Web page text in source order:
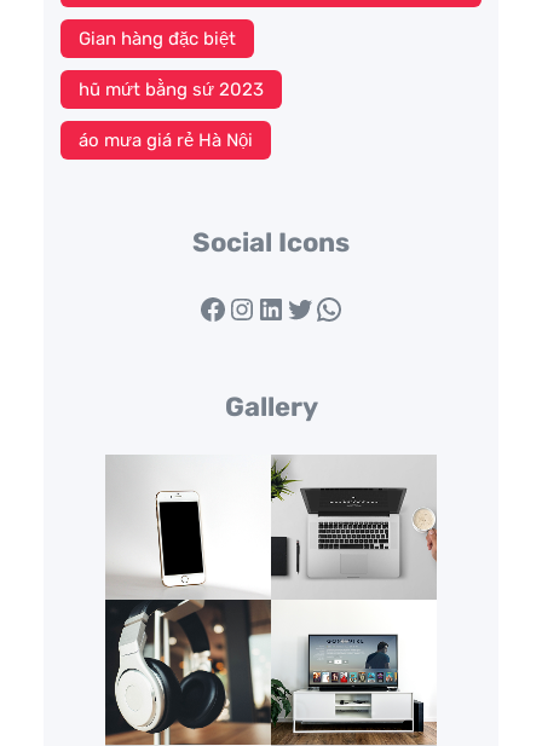
Gian hàng đặc biệt
hũ mứt bằng sứ 2023
áo mưa giá rẻ Hà Nội
Social Icons
Facebook Instagram LinkedIn Twitter WhatsApp
Gallery